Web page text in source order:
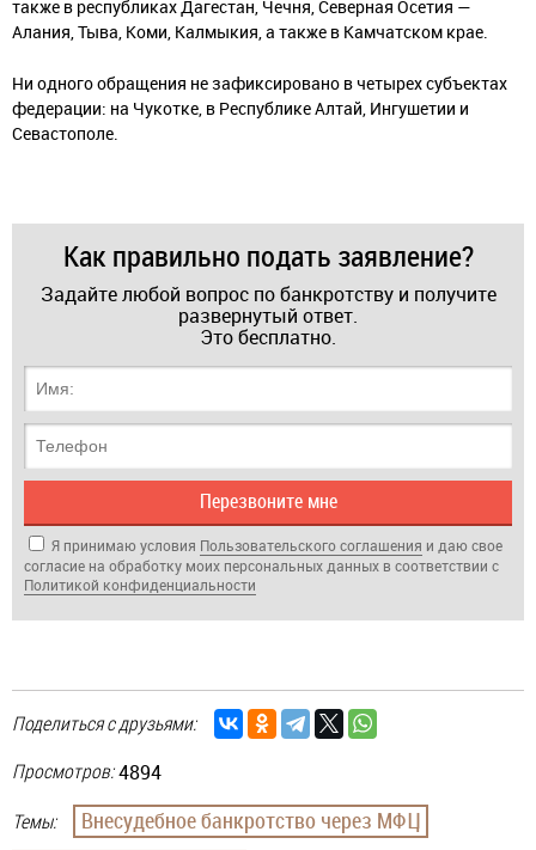
также в республиках Дагестан, Чечня, Северная Осетия —
Алания, Тыва, Коми, Калмыкия, а также в Камчатском крае.
Ни одного обращения не зафиксировано в четырех субъектах
федерации: на Чукотке, в Республике Алтай, Ингушетии и
Севастополе.
Как правильно подать заявление?
Задайте любой вопрос по банкротству и получите
развернутый ответ.
Это бесплатно.
Я принимаю условия Пользовательского соглашения и даю свое
согласие на обработку моих персональных данных в соответствии с
Политикой кон­фи­ден­циа­ль­нос­ти
Поделиться с друзьями:
Просмотров:4894
Темы:
Внесудебное банкротство через МФЦ